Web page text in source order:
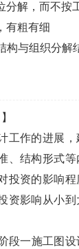
分解，而不按
有粗有细
构与组织分解
】
工作的进展
、结构形式
投资的影响
资影响从小
段一施工图